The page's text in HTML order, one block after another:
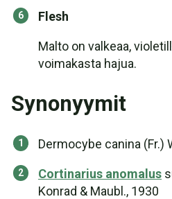
Flesh
Malto on valkeaa,
voimakasta hajua.
Synonyymit
Dermocybe canina (Fr.)
Cortinarius anomalus
Konrad & Maubl., 1930